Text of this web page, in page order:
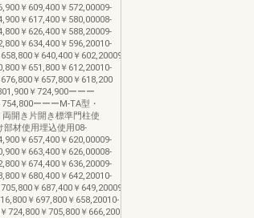
￥609,400￥572,00009-
￥617,400￥580,00008-
￥626,400￥588,20009-
￥634,400￥596,20010-
￥640,400￥602,20009-
￥651,800￥612,20010-
￥657,800￥618,200
￥724,900ーーー
ーーーM-TA型・
開き片開き標準門柱使
部材使用埋込使用08-
￥657,400￥620,00009-
￥663,400￥626,00008-
￥674,400￥636,20009-
￥680,400￥642,20010-
￥687,400￥649,20009-
￥697,800￥658,20010-
724,800￥705,800￥666,200